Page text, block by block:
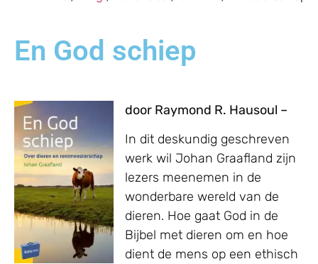
En God schiep
door Raymond R. Hausoul –
In dit deskundig geschreven
werk wil Johan Graafland zijn
lezers meenemen in de
wonderbare wereld van de
dieren. Hoe gaat God in de
Bijbel met dieren om en hoe
dient de mens op een ethisch